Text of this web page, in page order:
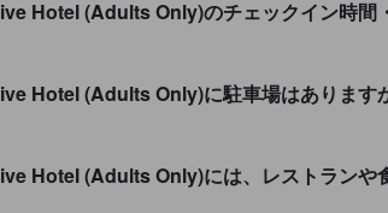
Hotel (Adults Only)のチェックイン時間
Hotel (Adults Only)に駐車場はあります
Hotel (Adults Only)には、レストランや